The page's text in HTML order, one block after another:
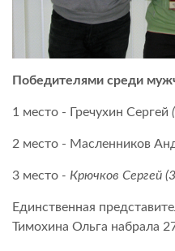
Победителями среди
1 место - Гречухин Сергей
2 место - Масленников
3 место - Крючков Сергей
Единственная
Тимохина Ольга набрала